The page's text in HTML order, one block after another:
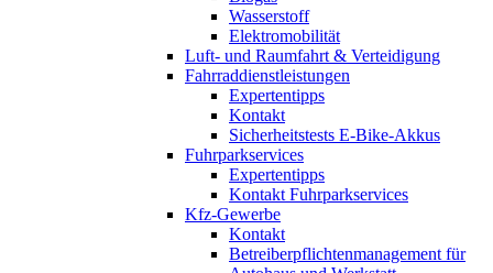
Wasserstoff
Elektromobilität
Luft- und Raumfahrt & Verteidigung
Fahrraddienstleistungen
Expertentipps
Kontakt
Sicherheitstests E-Bike-Akkus
Fuhrparkservices
Expertentipps
Kontakt Fuhrparkservices
Kfz-Gewerbe
Kontakt
Betreiberpflichtenmanagement für